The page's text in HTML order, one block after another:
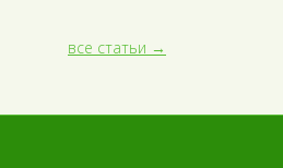
все статьи